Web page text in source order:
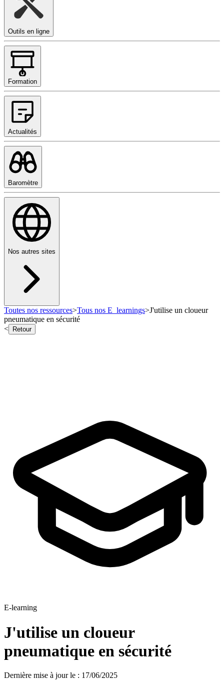
Outils en ligne
Formation
Actualités
Baromètre
Nos autres sites
Toutes nos ressources>Tous nos E_learnings>J'utilise un cloueur
pneumatique en sécurité
<
Retour
E-learning
J'utilise un cloueur
pneumatique en sécurité
Dernière mise à jour le : 17/06/2025